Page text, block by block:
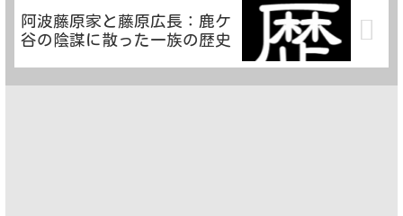
阿波藤原家と藤原広長：鹿ケ
谷の陰謀に散った一族の歴史